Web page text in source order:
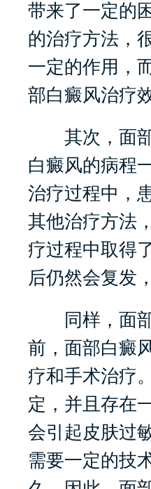
带来了一定的
的治疗方法，
一定的作用，
部白癜风治疗
其次，面部
白癜风的病程
治疗过程中，
其他治疗方法
疗过程中取得
后仍然会复发
同样，面部
前，面部白癜
疗和手术治疗
定，并且存在
会引起皮肤过
需要一定的技